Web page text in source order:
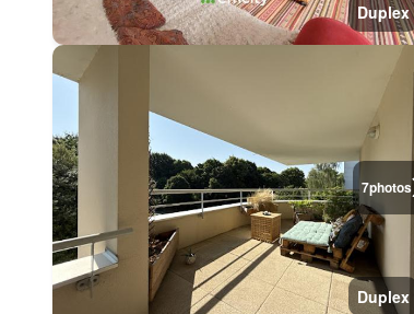
Duplex
7photos
Duplex